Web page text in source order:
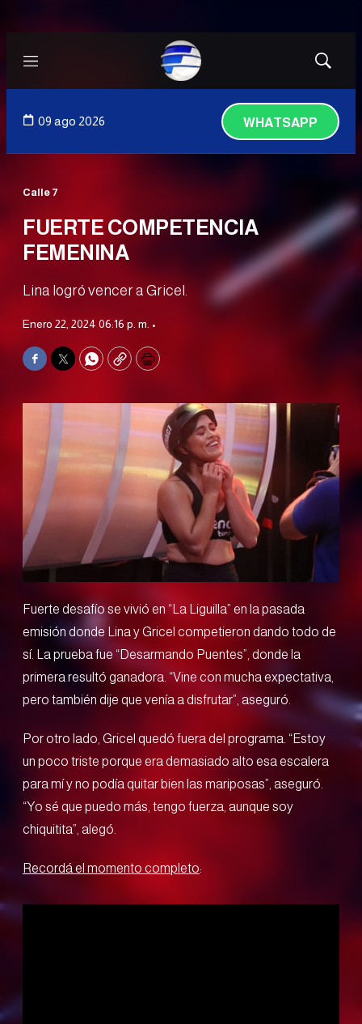
Menú
Mostrar
09 ago 2026 WHATSAPP
Calle 7
FUERTE COMPETENCIA
FEMENINA
Lina logró vencer a Gricel.
Enero 22, 2024 06:16 p. m. •
Facebook
TwitterWhatsApp
CopyPrint
Fuerte desafío se vivió en “La Liguilla” en la pasada
emisión donde Lina y Gricel competieron dando todo de
sí. La prueba fue “Desarmando Puentes”, donde la
primera resultó ganadora. “Vine con mucha expectativa,
pero también dije que venía a disfrutar”, aseguró.
Por otro lado, Gricel quedó fuera del programa. “Estoy
un poco triste porque era demasiado alto esa escalera
para mí y no podía quitar bien las mariposas”, aseguró.
“Yo sé que puedo más, tengo fuerza, aunque soy
chiquitita”, alegó.
Recordá el momento completo: